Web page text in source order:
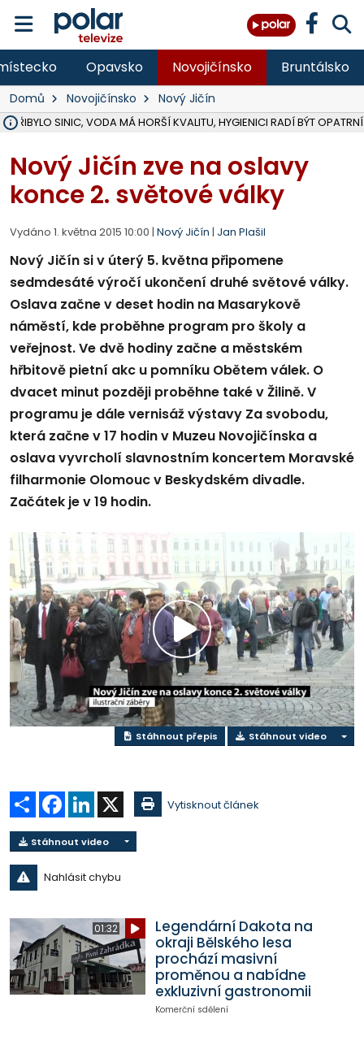
Opavsko Novojičínsko Bruntálsko
Domů Novojičínsko Nový Jičín
PŘIBYLO SINIC, VODA MÁ HORŠÍ KVALITU, HYGIENICI RADÍ BÝT OPATRNÍ
Nový Jičín zve na oslavy
konce 2. světové války
Vydáno 1. května 2015 10:00 | Nový Jičín | Jan Plašil
Nový Jičín si v úterý 5. května připomene
sedmdesáté výročí ukončení druhé světové války.
Oslava začne v deset hodin na Masarykově
náměstí, kde proběhne program pro školy a
veřejnost. Ve dvě hodiny začne a městském
hřbitově pietní akc u pomníku Obětem válek. O
dvacet minut později proběhne také v Žilině. V
programu je dále vernisáž výstavy Za svobodu,
která začne v 17 hodin v Muzeu Novojičínska a
oslava vyvrcholí slavnostním koncertem Moravské
filharmonie Olomouc v Beskydském divadle.
Začátek je v 19 hodin.
Přehrát
video
Stáhnout přepis Stáhnout video
Sdílet Facebook
LinkedIn Vytisknout článek
Stáhnout video
Nahlásit chybu
01:32
Legendární Dakota na
okraji Bělského lesa
prochází masivní
proměnou a nabídne
exkluzivní gastronomii
Komerční sdělení